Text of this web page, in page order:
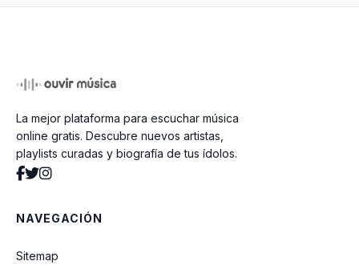
La mejor plataforma para escuchar música
online gratis. Descubre nuevos artistas,
playlists curadas y biografía de tus ídolos.
NAVEGACIÓN
Sitemap